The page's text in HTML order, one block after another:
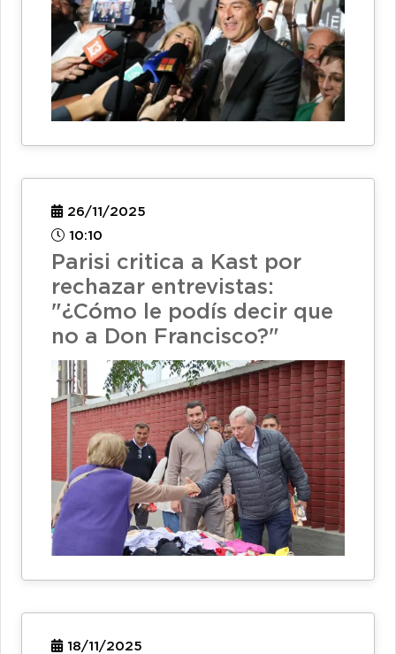
26/11/2025
10:10
Parisi critica a Kast por
rechazar entrevistas:
"¿Cómo le podís decir que
no a Don Francisco?"
18/11/2025